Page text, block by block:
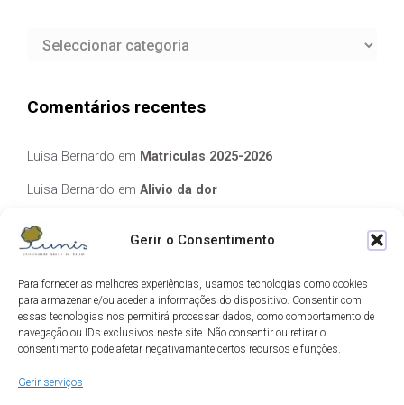
Gerir o Consentimento
Para fornecer as melhores experiências, usamos tecnologias como cookies
para armazenar e/ou aceder a informações do dispositivo. Consentir com
essas tecnologias nos permitirá processar dados, como comportamento de
navegação ou IDs exclusivos neste site. Não consentir ou retirar o
consentimento pode afetar negativamante certos recursos e funções.
Gerir serviços
Categorias
Comentários recentes
Luisa Bernardo em Matriculas 2025-2026
Luisa Bernardo em Alivio da dor
Manuela Silva
elisabete Garcia Fernandes Serra
Luis GuedesemEcos de Camilo
Arquivo
Arquivo